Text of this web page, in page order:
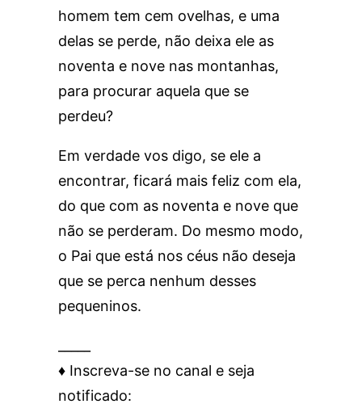
homem tem cem ovelhas, e uma
delas se perde, não deixa ele as
noventa e nove nas montanhas,
para procurar aquela que se
perdeu?
Em verdade vos digo, se ele a
encontrar, ficará mais feliz com ela,
do que com as noventa e nove que
não se perderam. Do mesmo modo,
o Pai que está nos céus não deseja
que se perca nenhum desses
pequeninos.
♦️ Inscreva-se no canal e seja
notificado: